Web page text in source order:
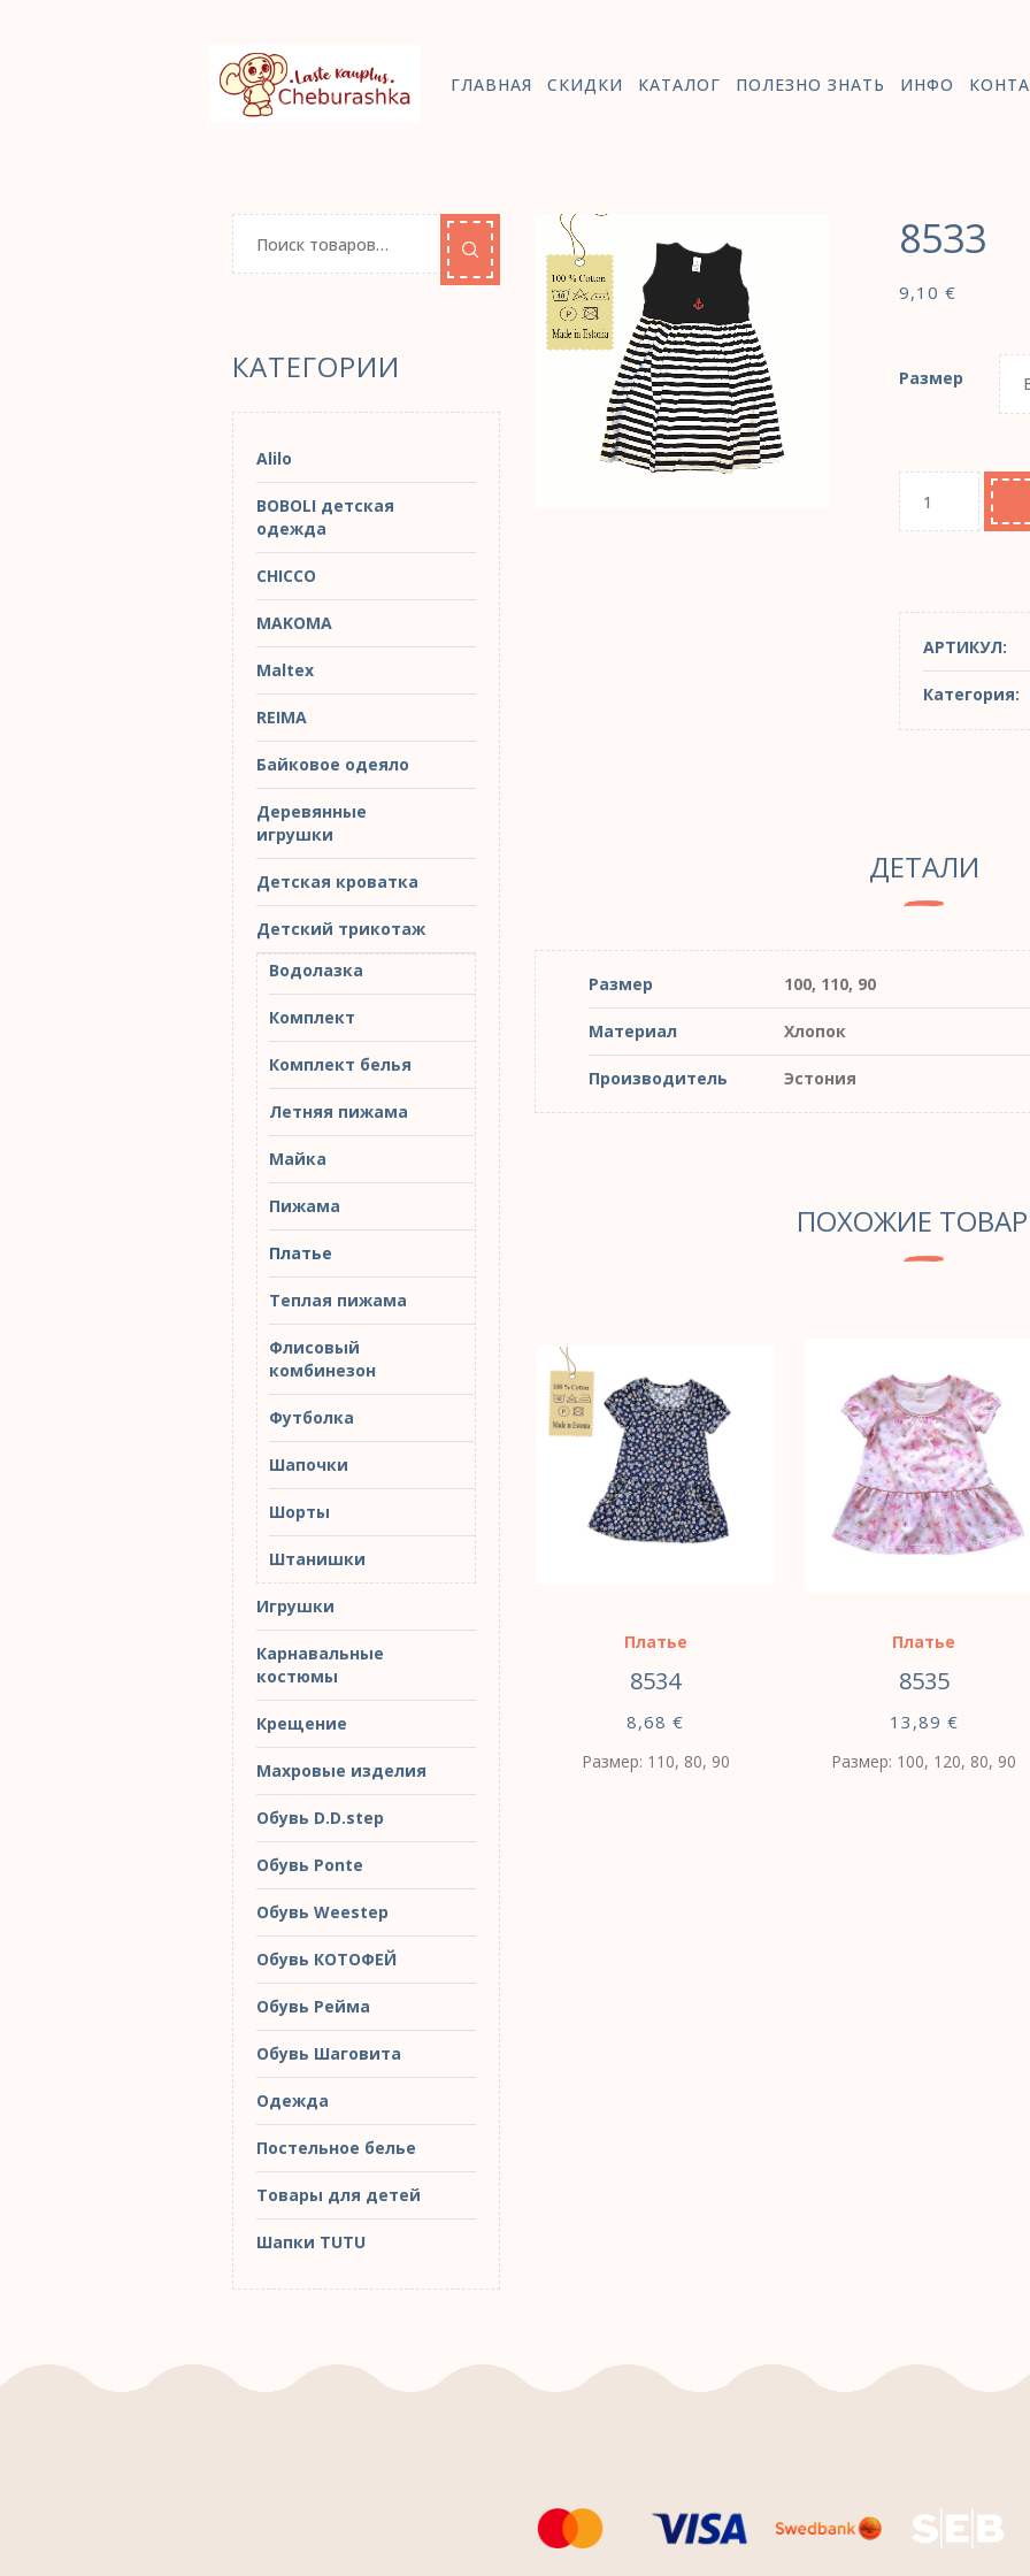
ГЛАВНАЯ СКИДКИ КАТАЛОГ ПОЛЕЗНО ЗНАТЬ ИНФО
8533
9,10 €
Размер
АРТИКУЛ:
Категория:
ДЕТАЛИ
Размер 100, 110, 90
Материал Хлопок
Производитель Эстония
ПОХОЖИЕ
Платье
8534
8,68 €
Размер: 110, 80, 90
Платье
8535
13,89 €
Размер: 100, 120, 80, 90
КАТЕГОРИИ
Alilo
BOBOLI детская
одежда
CHICCO
MAKOMA
Maltex
REIMA
Байковое одеяло
Деревянные
игрушки
Детская кроватка
Детский трикотаж
Водолазка
Комплект
Комплект белья
Летняя пижама
Майка
Пижама
Платье
Теплая пижама
Флисовый
комбинезон
Футболка
Шапочки
Шорты
Штанишки
Игрушки
Карнавальные
костюмы
Крещение
Махровые изделия
Обувь D.D.step
Обувь Ponte
Обувь Weestep
Обувь КОТОФЕЙ
Обувь Рейма
Обувь Шаговита
Одежда
Постельное белье
Товары для детей
Шапки TUTU